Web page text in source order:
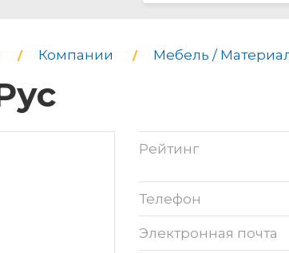
Компании Мебель /
Рейтинг
Телефон
Электронная почта